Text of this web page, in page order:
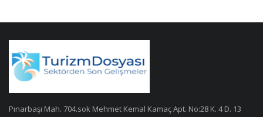
Pınarbaşı Mah. 704.sok Mehmet Kemal Kamaç Apt. No:28 K. 4 D. 13